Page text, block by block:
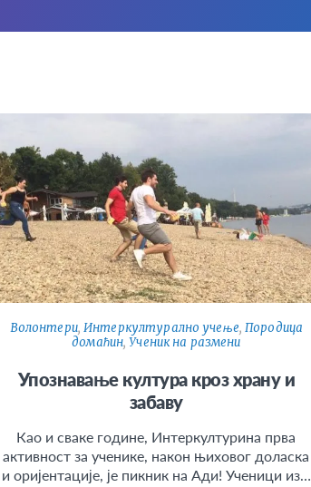
Волонтери,Интеркултурално учење,Породица
домаћин,Ученик на размени
Упознавање култура кроз храну и
забаву
Као и сваке године, Интеркултурина прва
активност за ученике, након њиховог доласка
и оријентације, је пикник на Ади! Ученици из…